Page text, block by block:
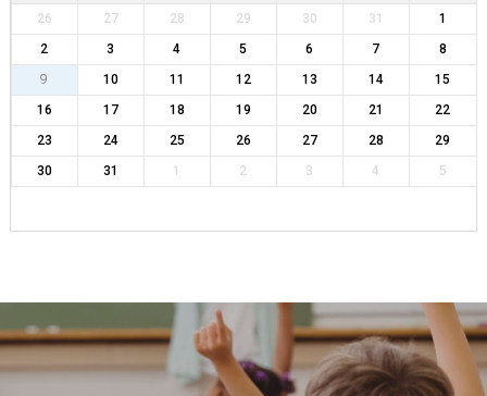
26 27 28 29 30 31
1
2
3 4 5 6 7
8
9
10 11 12 13 14
15
16
17 18 19 20 21
22
23
24 25 26 27 28
29
30
31 1 2 3 4 5